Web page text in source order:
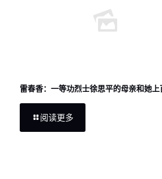
雷春香：一等功烈士徐思平的母亲和她
阅读更多